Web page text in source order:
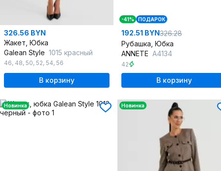
326.56 BYN
Жакет, Юбка
Galean Style 1015 красный
46, 48, 50, 52, 54, 56
В корзину
-41% ПОДАРОК
192.51 BYN326.28
Рубашка, Юбка
ANNETE A4134
42
В корзину
Новинка Новинка